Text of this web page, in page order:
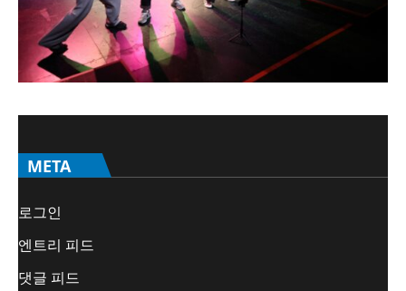
META
로그인
엔트리 피드
댓글 피드